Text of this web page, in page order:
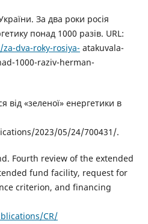
За два роки росія
понад 1000 разів. URL:
dva-roky-rosiya- atakuvala-
1000-raziv-herman-
«зеленої» енергетики в
2023/05/24/700431/.
Fourth review of the extended
fund facility, request for
criterion, and financing
CR/